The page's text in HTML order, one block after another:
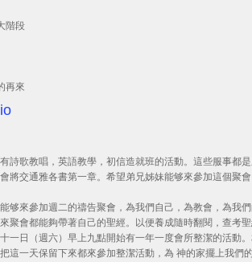
階段
再來
詩歌教唱，英語教學，初信造就班的活動。這些服事都
將交通雅各書第一章。希望弟兄姊妹能够來參加這個聚
够來參加週二的禱告聚會，為我們自己，為教會，為我們
聚會都能夠帶著自己的聖經。以便養成隨時翻閱，查考
一日（週六）早上九點開始有一年一度會所整潔的活動
這一天保留下來都來參加整潔活動，為 神的家擺上我們的